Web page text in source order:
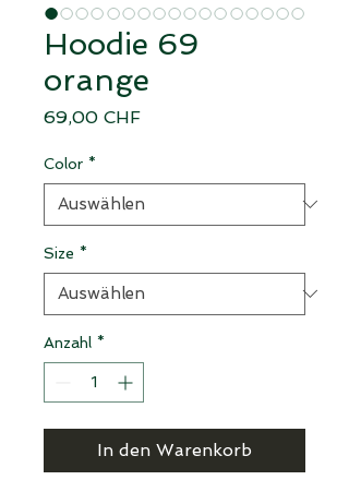
Hoodie 69
orange
69,00 CHFPreis
Color *
Size *
Anzahl *
In den Warenkorb